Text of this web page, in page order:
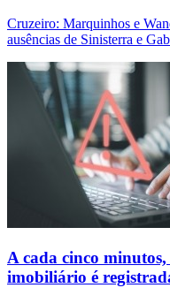
Cruzeiro: Marquinhos e
ausências de Sinisterra e
A cada cinco
imobiliário é